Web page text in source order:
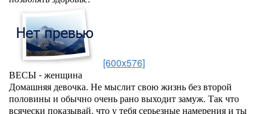
[600x576]
ВЕСЫ - женщина
Домашняя девочка. Не мыслит свою жизнь без второй
половины и обычно очень рано выходит замуж. Так что
всячески показывай, что у тебя серьезные намерения и ты